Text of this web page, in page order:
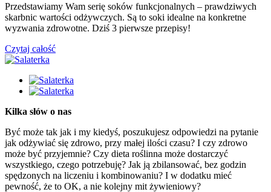
Przedstawiamy Wam serię soków funkcjonalnych – prawdziwych
skarbnic wartości odżywczych. Są to soki idealne na konkretne
wyzwania zdrowotne. Dziś 3 pierwsze przepisy!
Czytaj całość
Kilka słów o nas
Być może tak jak i my kiedyś, poszukujesz odpowiedzi na pytanie
jak odżywiać się zdrowo, przy małej ilości czasu? I czy zdrowo
może być przyjemnie? Czy dieta roślinna może dostarczyć
wszystkiego, czego potrzebuję? Jak ją zbilansować, bez godzin
spędzonych na liczeniu i kombinowaniu? I w dodatku mieć
pewność, że to OK, a nie kolejny mit żywieniowy?